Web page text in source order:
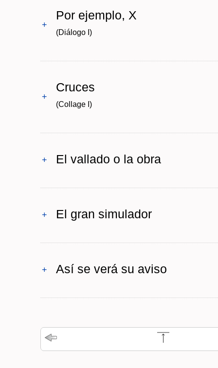
+
Por ejemplo, X
(Diálogo I)
+
Cruces
(Collage I)
+ El vallado o la obra
+ El gran simulador
+ Así se verá su aviso